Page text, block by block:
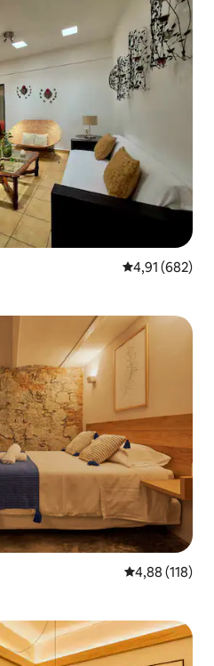
Gemiddelde
4,91 (682)
Gemiddelde
4,88 (118)